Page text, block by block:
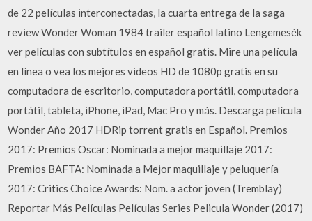
de 22 películas interconectadas, la cuarta entrega de la saga
review Wonder Woman 1984 trailer español latino Lengemesék
ver películas con subtítulos en español gratis. Mire una película
en línea o vea los mejores videos HD de 1080p gratis en su
computadora de escritorio, computadora portátil, computadora
portátil, tableta, iPhone, iPad, Mac Pro y más. Descarga película
Wonder Año 2017 HDRip torrent gratis en Español. Premios
2017: Premios Oscar: Nominada a mejor maquillaje 2017:
Premios BAFTA: Nominada a Mejor maquillaje y peluquería
2017: Critics Choice Awards: Nom. a actor joven (Tremblay)
Reportar Más Películas Películas Series Pelicula Wonder (2017)